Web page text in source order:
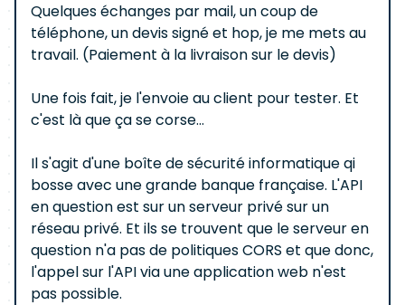
Quelques échanges par mail, un coup de
téléphone, un devis signé et hop, je me mets au
travail. (Paiement à la livraison sur le devis)
Une fois fait, je l'envoie au client pour tester. Et
c'est là que ça se corse...
Il s'agit d'une boîte de sécurité informatique qi
bosse avec une grande banque française. L'API
en question est sur un serveur privé sur un
réseau privé. Et ils se trouvent que le serveur en
question n'a pas de politiques CORS et que donc,
l'appel sur l'API via une application web n'est
pas possible.